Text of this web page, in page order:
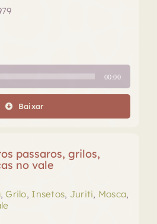
00:00
Baixar
passaros, grilos,
no vale
,Grilo, Insetos, Juriti, Mosca,